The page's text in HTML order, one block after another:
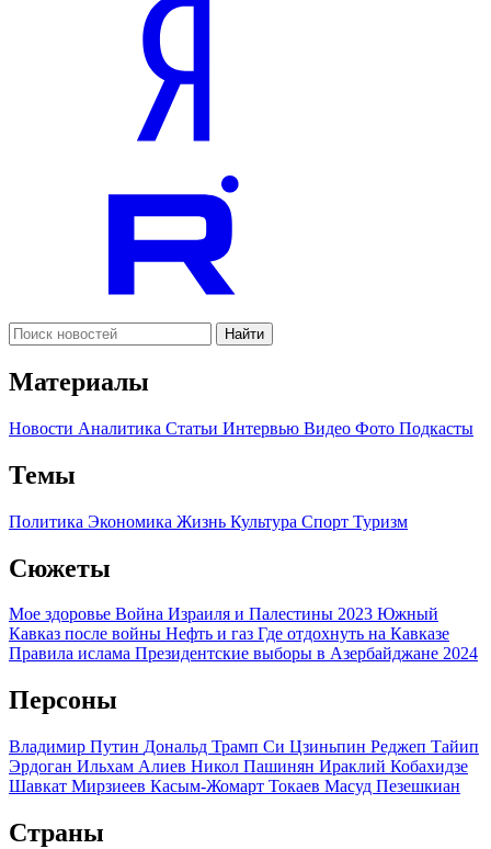
Найти
Материалы
Новости Аналитика Статьи Интервью Видео Фото Подкасты
Темы
Политика Экономика Жизнь Культура Спорт Туризм
Сюжеты
Мое здоровье Война Израиля и Палестины 2023 Южный
Кавказ после войны Нефть и газ Где отдохнуть на Кавказе
Правила ислама Президентские выборы в Азербайджане 2024
Персоны
Владимир Путин Дональд Трамп Си Цзиньпин Реджеп Тайип
Эрдоган Ильхам Алиев Никол Пашинян Ираклий Кобахидзе
Шавкат Мирзиеев Касым-Жомарт Токаев Масуд Пезешкиан
Страны